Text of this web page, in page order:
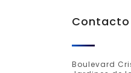
Contacto
Boulevard